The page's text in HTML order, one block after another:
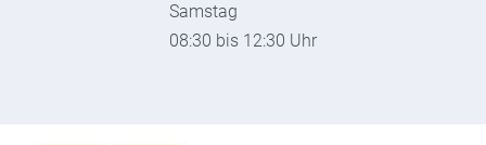
Samstag
08:30 bis 12:30 Uhr